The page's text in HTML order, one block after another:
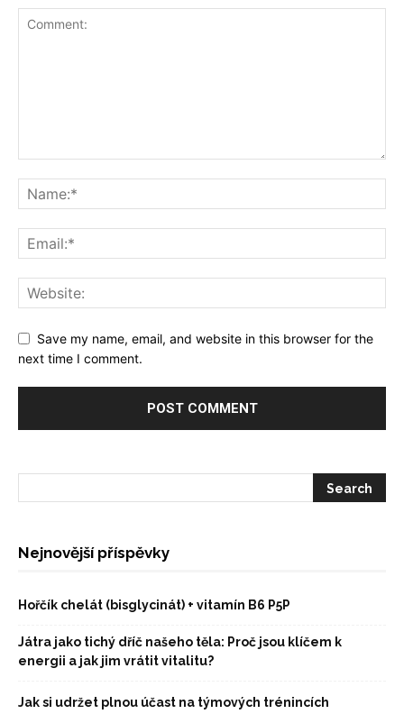
Save my name, email, and website in this browser for the
next time I comment.
Nejnovější příspěvky
Hořčík chelát (bisglycinát) + vitamín B6 P5P
Játra jako tichý dříč našeho těla: Proč jsou klíčem k
energii a jak jim vrátit vitalitu?
Jak si udržet plnou účast na týmových trénincích